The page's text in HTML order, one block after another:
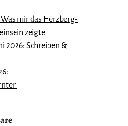
mir das Herzberg-
zeigte
2026: Schreiben &